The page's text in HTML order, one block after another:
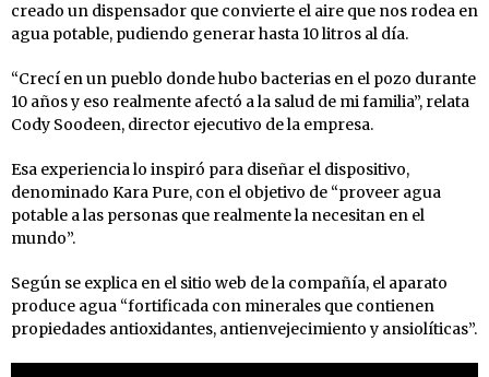
creado un dispensador que convierte el aire que nos rodea en
agua potable, pudiendo generar hasta 10 litros al día.
“Crecí en un pueblo donde hubo bacterias en el pozo durante
10 años y eso realmente afectó a la salud de mi familia”, relata
Cody Soodeen, director ejecutivo de la empresa.
Esa experiencia lo inspiró para diseñar el dispositivo,
denominado Kara Pure, con el objetivo de “proveer agua
potable a las personas que realmente la necesitan en el
mundo”.
Según se explica en el sitio web de la compañía, el aparato
produce agua “fortificada con minerales que contienen
propiedades antioxidantes, antienvejecimiento y ansiolíticas”.